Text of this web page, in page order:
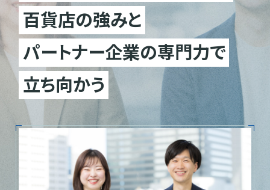
百貨店の強みと
パートナー企業の専門力で
立ち向かう